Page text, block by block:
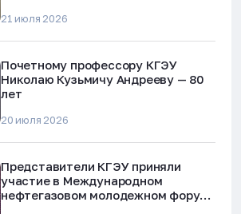
мошенничества»
21 июля 2026
Почетному профессору КГЭУ
Николаю Кузьмичу Андрееву — 80
лет
20 июля 2026
Представители КГЭУ приняли
участие в Международном
нефтегазовом молодежном форуме